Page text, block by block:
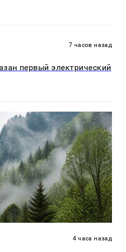
7 часов назад
первый электрический
4 часа назад